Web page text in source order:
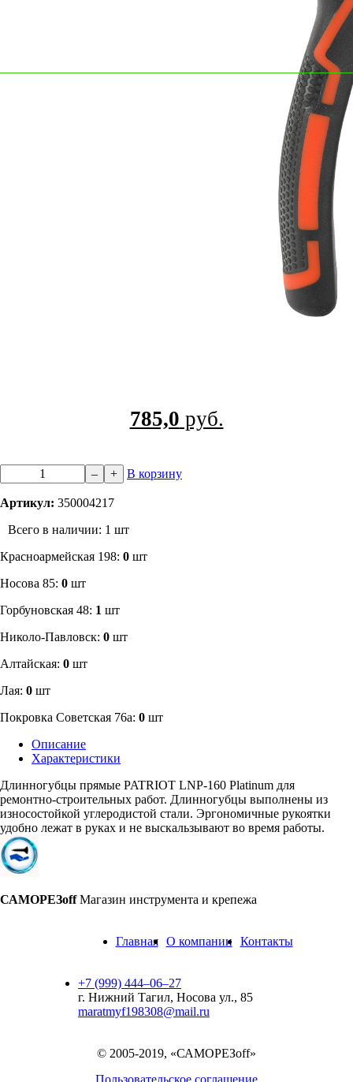
785,0 руб.
– + В корзину
Артикул: 350004217
Всего в наличии: 1 шт
​Красноармейская 198: 0 шт
Носова 85: 0 шт
​Горбуновская 48: 1 шт
​Николо-Павловск: 0 шт
Алтайская: 0 шт
Лая: 0 шт
Покровка Советская 76а: 0 шт
Описание
Характеристики
Длинногубцы прямые PATRIOT LNP-160 Platinum для
ремонтно-строительных работ. Длинногубцы выполнены из
износостойкой углеродистой стали. Эргономичные рукоятки
удобно лежат в руках и не выскальзывают во время работы.
САМОРЕЗoff Магазин инструмента и крепежа
Главная О компании Контакты
+7 (999) 444‒06‒27
г. Нижний Тагил, Носова ул., 85
maratmyf198308@mail.ru
© 2005-2019, «САМОРЕЗoff»
Пользовательское соглашение